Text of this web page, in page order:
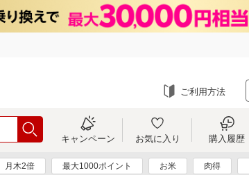
ご利用方法
キャンペーン お気に入り 購入履歴
月木2倍 最大1000ポイント お米 肉得